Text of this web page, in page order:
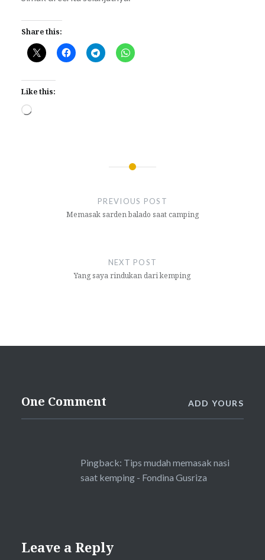
Share this:
Like this:
Loading…
PREVIOUS POST
Memasak sarden balado saat camping
NEXT POST
Yang saya rindukan dari kemping
One Comment ADD YOURS
Pingback: Tips mudah memasak nasi
saat kemping - Fondina Gusriza
Leave a Reply